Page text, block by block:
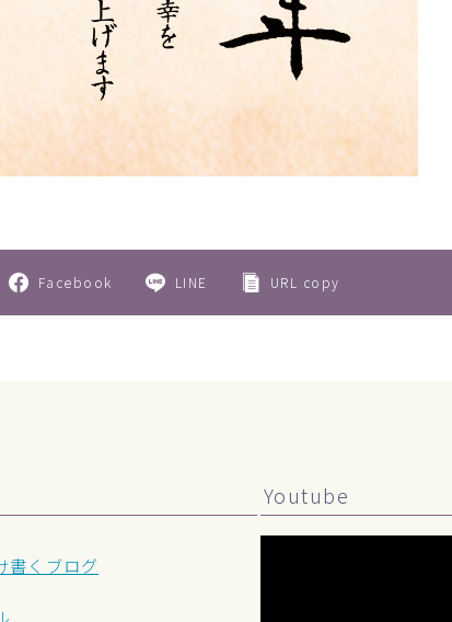
Facebook LINE URL copy
書くブログ
Youtube